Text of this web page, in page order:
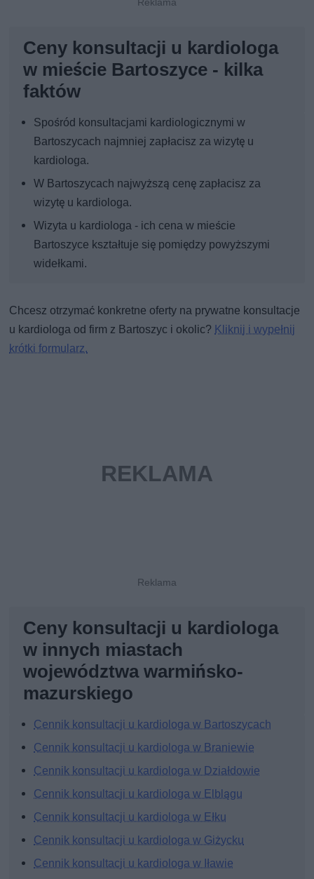
Ceny konsultacji u kardiologa
w mieście Bartoszyce - kilka
faktów
Spośród konsultacjami kardiologicznymi w
Bartoszycach najmniej zapłacisz za wizytę u
kardiologa.
W Bartoszycach najwyższą cenę zapłacisz za
wizytę u kardiologa.
Wizyta u kardiologa - ich cena w mieście
Bartoszyce kształtuje się pomiędzy powyższymi
widełkami.
Chcesz otrzymać konkretne oferty na prywatne konsultacje
u kardiologa od firm z Bartoszyc i okolic? Kliknij i wypełnij
krótki formularz.
Ceny konsultacji u kardiologa
w innych miastach
województwa warmińsko-
mazurskiego
Cennik konsultacji u kardiologa w Bartoszycach
Cennik konsultacji u kardiologa w Braniewie
Cennik konsultacji u kardiologa w Działdowie
Cennik konsultacji u kardiologa w Elblągu
Cennik konsultacji u kardiologa w Ełku
Cennik konsultacji u kardiologa w Giżycku
Cennik konsultacji u kardiologa w Iławie